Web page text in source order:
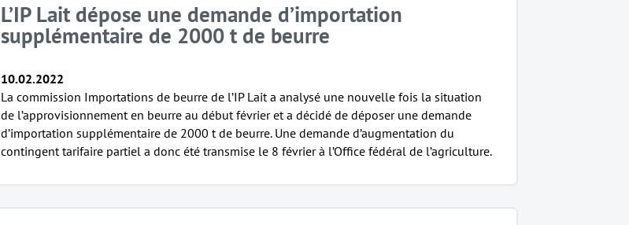
L’IP Lait dépose une demande d’importation
supplémentaire de 2000 t de beurre
10.02.2022
La commission Importations de beurre de l’IP Lait a analysé une nouvelle fois la situation
de l’approvisionnement en beurre au début février et a décidé de déposer une demande
d’importation supplémentaire de 2000 t de beurre. Une demande d’augmentation du
contingent tarifaire partiel a donc été transmise le 8 février à l’Office fédéral de l’agriculture.